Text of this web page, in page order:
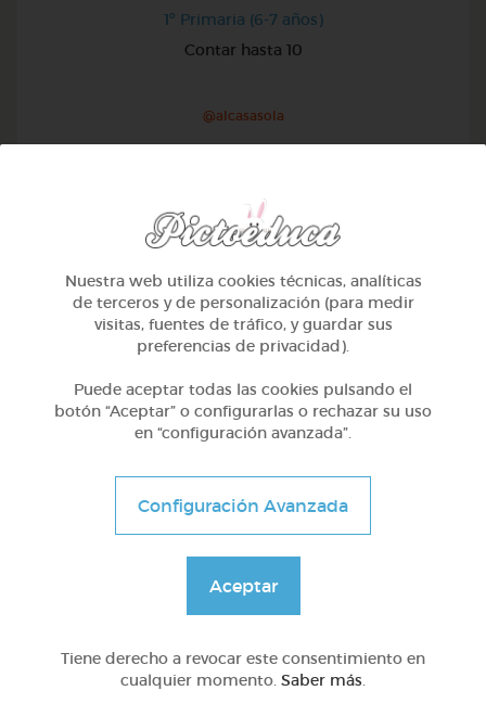
1º Primaria (6-7 años)
Contar hasta 10
@alcasasola
1º Primaria (6-7 años)
Aprendemos a identificar el mayor menor e igual
DOCS (3)
Nuestra web utiliza cookies técnicas, analíticas
de terceros y de personalización (para medir
visitas, fuentes de tráfico, y guardar sus
preferencias de privacidad).
Puede aceptar todas las cookies pulsando el
botón “Aceptar” o configurarlas o rechazar su uso
en “configuración avanzada”.
Configuración Avanzada
Aceptar
Tiene derecho a revocar este consentimiento en
cualquier momento. Saber más.